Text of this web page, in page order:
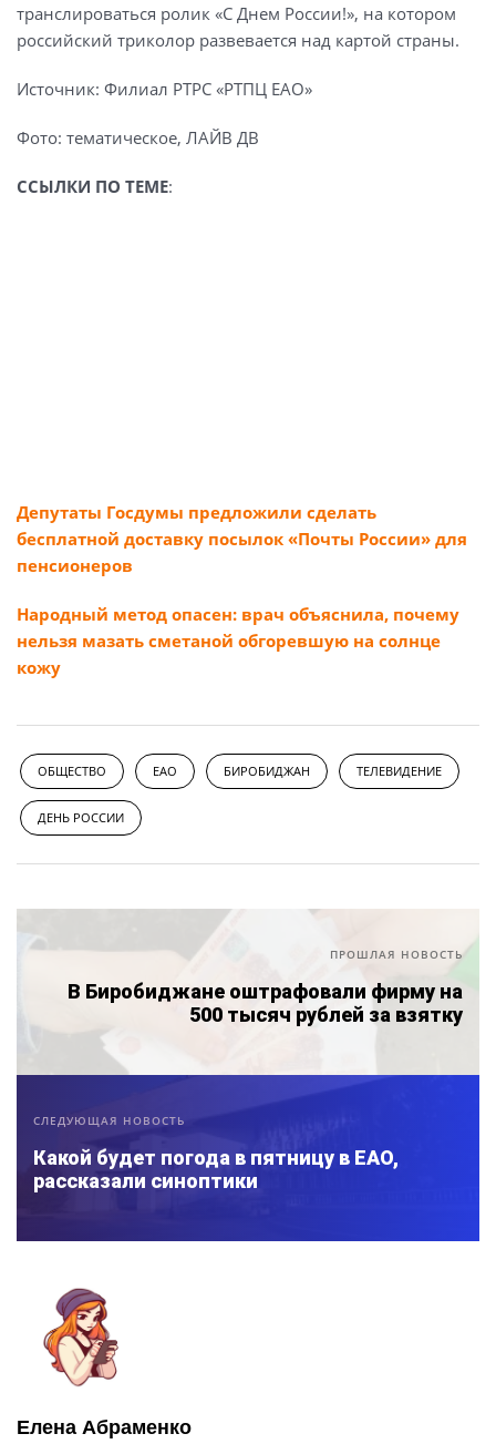
транслироваться ролик «С Днем России!», на котором
российский триколор развевается над картой страны.
Источник: Филиал РТРС «РТПЦ ЕАО»
Фото: тематическое, ЛАЙВ ДВ
ССЫЛКИ ПО ТЕМЕ:
Депутаты Госдумы предложили сделать
бесплатной доставку посылок «Почты России» для
пенсионеров
Народный метод опасен: врач объяснила, почему
нельзя мазать сметаной обгоревшую на солнце
кожу
ОБЩЕСТВО ЕАО БИРОБИДЖАН ТЕЛЕВИДЕНИЕ
ДЕНЬ РОССИИ
ПРОШЛАЯ НОВОСТЬ
В Биробиджане оштрафовали фирму на
500 тысяч рублей за взятку
СЛЕДУЮЩАЯ НОВОСТЬ
Какой будет погода в пятницу в ЕАО,
рассказали синоптики
Елена Абраменко